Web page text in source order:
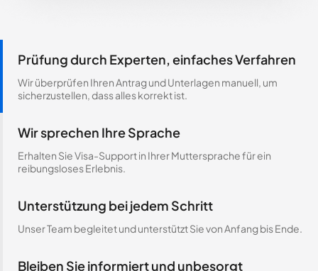
Prüfung durch Experten, einfaches Verfahren
Wir überprüfen Ihren Antrag und Unterlagen manuell, um
sicherzustellen, dass alles korrekt ist.
Wir sprechen Ihre Sprache
Erhalten Sie Visa-Support in Ihrer Muttersprache für ein
reibungsloses Erlebnis.
Unterstützung bei jedem Schritt
Unser Team begleitet und unterstützt Sie von Anfang bis Ende.
Bleiben Sie informiert und unbesorgt